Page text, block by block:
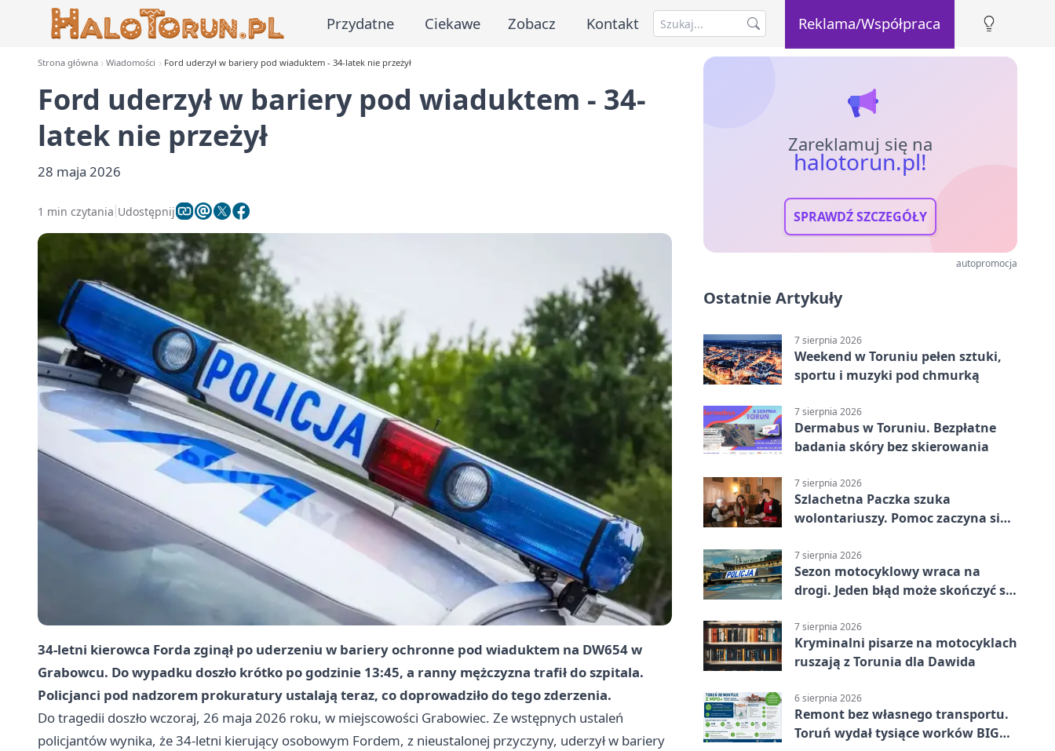
Przydatne Ciekawe Zobacz Kontakt Reklama/Współpraca
Strona główna Wiadomości Ford uderzył w bariery pod wiaduktem - 34-latek nie przeżył
Ford uderzył w bariery pod wiaduktem - 34-
latek nie przeżył
28 maja 2026
1 min czytania Udostępnij
34-letni kierowca Forda zginął po uderzeniu w bariery ochronne pod wiaduktem na DW654 w
Grabowcu. Do wypadku doszło krótko po godzinie 13:45, a ranny mężczyzna trafił do szpitala.
Policjanci pod nadzorem prokuratury ustalają teraz, co doprowadziło do tego zderzenia.
Do tragedii doszło wczoraj, 26 maja 2026 roku, w miejscowości Grabowiec. Ze wstępnych ustaleń
policjantów wynika, że 34-letni kierujący osobowym Fordem, z nieustalonej przyczyny, uderzył w bariery
Zareklamuj się na
halotorun.pl!
SPRAWDŹ SZCZEGÓŁY
autopromocja
Ostatnie Artykuły
7 sierpnia 2026
Weekend w Toruniu pełen sztuki,
sportu i muzyki pod chmurką
7 sierpnia 2026
Dermabus w Toruniu. Bezpłatne
badania skóry bez skierowania
7 sierpnia 2026
Szlachetna Paczka szuka
wolontariuszy. Pomoc zaczyna się
7 sierpnia 2026
Sezon motocyklowy wraca na
drogi. Jeden błąd może skończyć się
7 sierpnia 2026
Kryminalni pisarze na motocyklach
ruszają z Torunia dla Dawida
6 sierpnia 2026
Remont bez własnego transportu.
Toruń wydał tysiące worków BIG